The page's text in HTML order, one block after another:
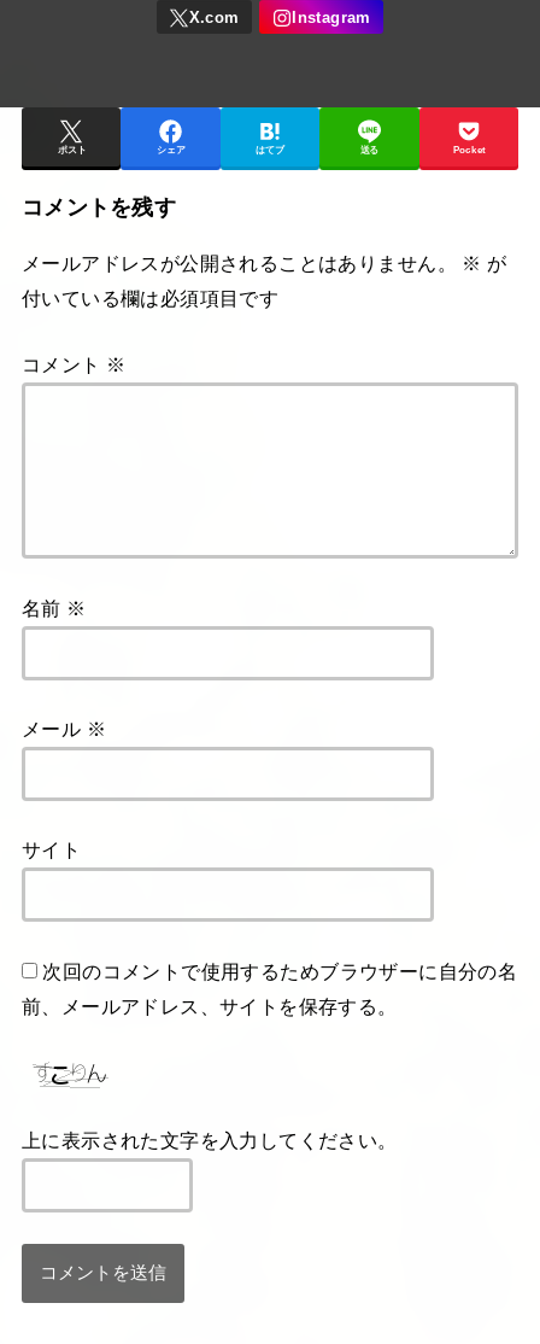
ポスト シェア はてブ 送る Pocket
コメントを残す
メールアドレスが公開されることはありません。 ※ が
付いている欄は必須項目です
コメント ※
名前 ※
メール ※
サイト
次回のコメントで使用するためブラウザーに自分の名
前、メールアドレス、サイトを保存する。
上に表示された文字を入力してください。